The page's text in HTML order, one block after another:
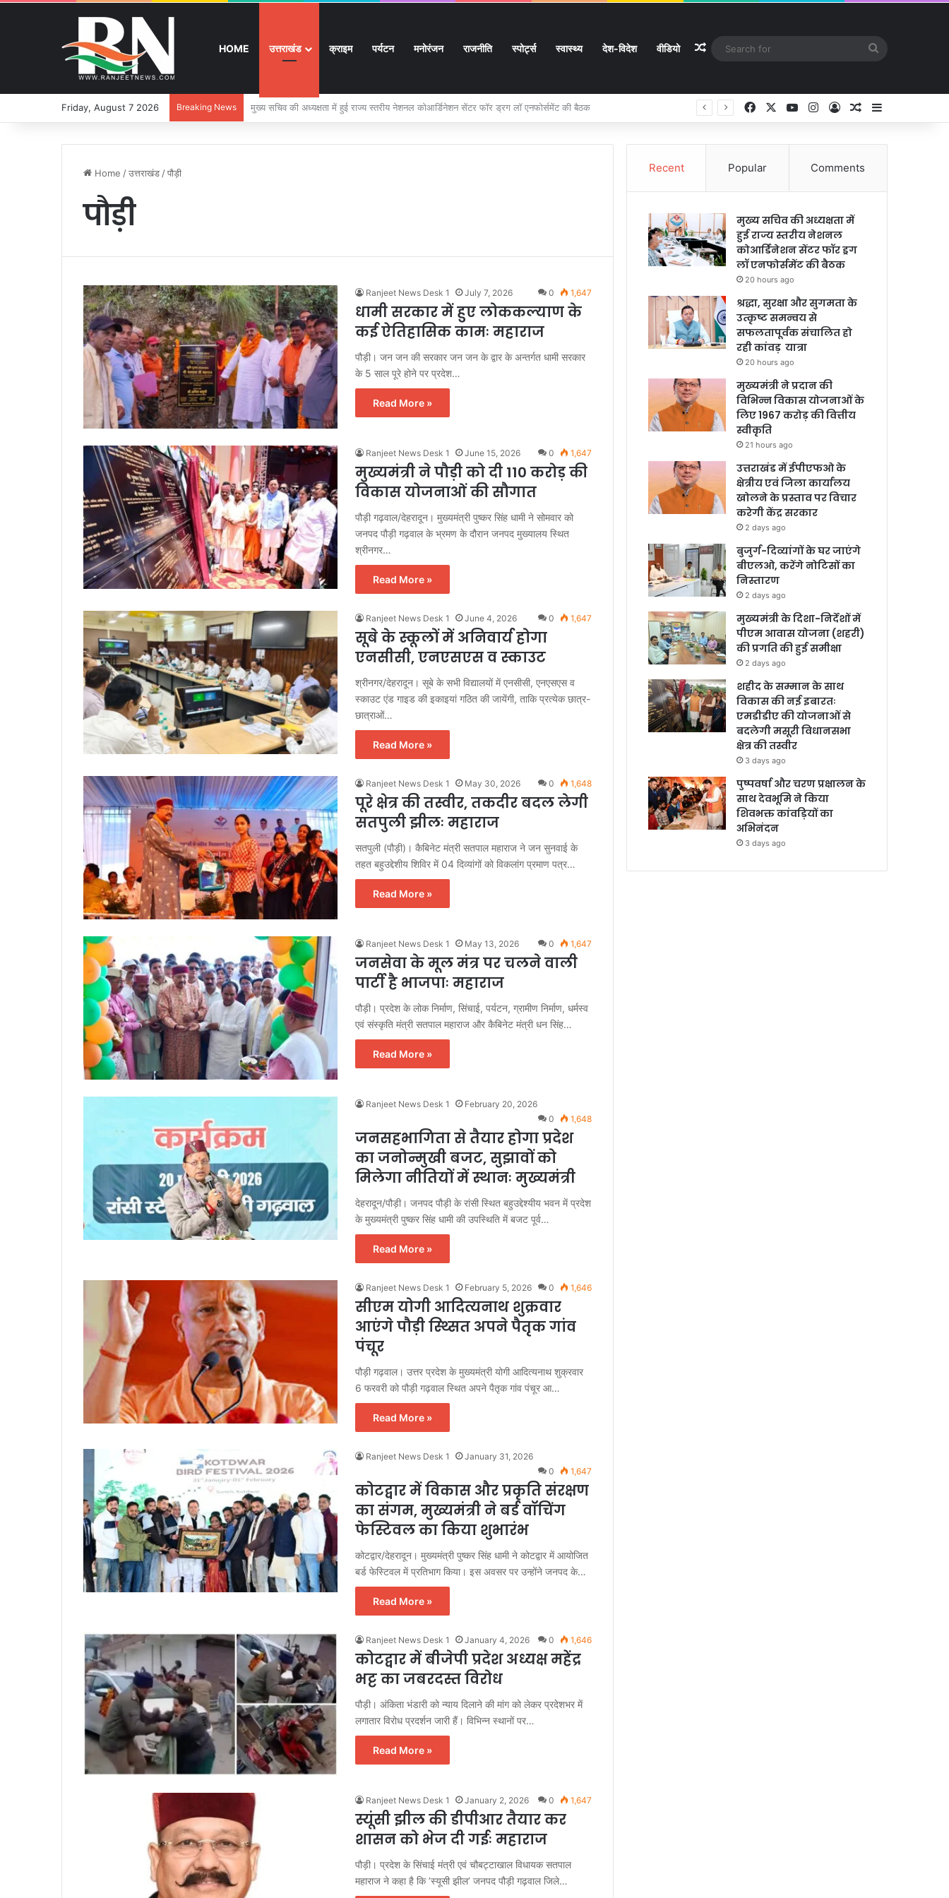
HOME उत्तराखंड क्राइम पर्यटन मनोरंजन राजनीति स्पोर्ट्स स्वास्थ्य देश-विदेश वीडियो Random Article
Friday, August 7 2026 Breaking News श्रद्धा, सुरक्षा और सुगमता के उत्कृष्ट समन्वय से सफलतापूर्वक संचालित हो रही कांवड़ यात्रा Facebook YouTubeInstagram
Log InRandom Article
Home /उत्तराखंड /पौड़ी
पौड़ी
Ranjeet News Desk 1 July 7, 2026 0 1,647
धामी सरकार में हुए लोककल्याण के
कई ऐतिहासिक कामः महाराज
पौड़ी। जन जन की सरकार जन जन के द्वार के अन्तर्गत धामी सरकार
के 5 साल पूरे होने पर प्रदेश…
Read More »
Ranjeet News Desk 1 June 15, 2026 0 1,647
मुख्यमंत्री ने पौड़ी को दी 110 करोड़ की
विकास योजनाओं की सौगात
पौड़ी गढ़वाल/देहरादून। मुख्यमंत्री पुष्कर सिंह धामी ने सोमवार को
जनपद पौड़ी गढ़वाल के भ्रमण के दौरान जनपद मुख्यालय स्थित
श्रीनगर…
Read More »
Ranjeet News Desk 1 June 4, 2026 0 1,647
सूबे के स्कूलों में अनिवार्य होगा
एनसीसी, एनएसएस व स्काउट
श्रीनगर/देहरादून। सूबे के सभी विद्यालयों में एनसीसी, एनएसएस व
स्काउट एंड गाइड की इकाइयां गठित की जायेंगी, ताकि प्रत्येक छात्र-
छात्राओं…
Read More »
Ranjeet News Desk 1 May 30, 2026 0 1,648
पूरे क्षेत्र की तस्वीर, तकदीर बदल लेगी
सतपुली झीलः महाराज
सतपुली (पौड़ी)। कैबिनेट मंत्री सतपाल महाराज ने जन सुनवाई के
तहत बहुउद्देशीय शिविर में 04 दिव्यांगों को विकलांग प्रमाण पत्र…
Read More »
Ranjeet News Desk 1 May 13, 2026 0 1,647
जनसेवा के मूल मंत्र पर चलने वाली
पार्टी है भाजपाः महाराज
पौड़ी। प्रदेश के लोक निर्माण, सिंचाई, पर्यटन, ग्रामीण निर्माण, धर्मस्व
एवं संस्कृति मंत्री सतपाल महाराज और कैबिनेट मंत्री धन सिंह…
Read More »
Ranjeet News Desk 1
February 20, 2026
0
1,648
जनसहभागिता से तैयार होगा प्रदेश
का जनोन्मुखी बजट, सुझावों को
मिलेगा नीतियों में स्थानः मुख्यमंत्री
देहरादून/पौड़ी। जनपद पौड़ी के रांसी स्थित बहुउद्देश्यीय भवन में प्रदेश
के मुख्यमंत्री पुष्कर सिंह धामी की उपस्थिति में बजट पूर्व…
Read More »
Ranjeet News Desk 1 February 5, 2026 0 1,646
सीएम योगी आदित्यनाथ शुक्रवार
आएंगे पौड़ी स्थ्सित अपने पैतृक गांव
पंचूर
पौड़ी गढ़वाल। उत्तर प्रदेश के मुख्यमंत्री योगी आदित्यनाथ शुक्रवार
6 फरवरी को पौड़ी गढ़वाल स्थित अपने पैतृक गांव पंचूर आ…
Read More »
Ranjeet News Desk 1
January 31, 2026
0
1,647
कोटद्वार में विकास और प्रकृति संरक्षण
का संगम, मुख्यमंत्री ने बर्ड वॉचिंग
फेस्टिवल का किया शुभारंभ
कोटद्वार/देहरादून। मुख्यमंत्री पुष्कर सिंह धामी ने कोटद्वार में आयोजित
बर्ड फेस्टिवल में प्रतिभाग किया। इस अवसर पर उन्होंने जनपद के…
Read More »
Ranjeet News Desk 1 January 4, 2026 0 1,646
कोटद्वार में बीजेपी प्रदेश अध्यक्ष महेंद्र
भट्ट का जबरदस्त विरोध
पौड़ी। अंकिता भंडारी को न्याय दिलाने की मांग को लेकर प्रदेशभर में
लगातार विरोध प्रदर्शन जारी हैं। विभिन्न स्थानों पर…
Read More »
Ranjeet News Desk 1 January 2, 2026 0 1,647
स्यूंसी झील की डीपीआर तैयार कर
शासन को भेज दी गईः महाराज
पौड़ी। प्रदेश के सिंचाई मंत्री एवं चौबट्टाखाल विधायक सतपाल
महाराज ने कहा है कि ’स्यूसी झील’ जनपद पौड़ी गढ़वाल जिले…
Recent Popular Comments
मुख्य सचिव की अध्यक्षता में
हुई राज्य स्तरीय नेशनल
कोआर्डिनेशन सेंटर फॉर ड्रग
लॉ एनफोर्समेंट की बैठक
20 hours ago
श्रद्धा, सुरक्षा और सुगमता के
उत्कृष्ट समन्वय से
सफलतापूर्वक संचालित हो
रही कांवड़ यात्रा
20 hours ago
मुख्यमंत्री ने प्रदान की
विभिन्न विकास योजनाओं के
लिए 1967 करोड़ की वित्तीय
स्वीकृति
21 hours ago
उत्तराखंड में ईपीएफओ के
क्षेत्रीय एवं जिला कार्यालय
खोलने के प्रस्ताव पर विचार
करेगी केंद्र सरकार
2 days ago
बुजुर्ग-दिव्यांगों के घर जाएंगे
बीएलओ, करेंगे नोटिसों का
निस्तारण
2 days ago
मुख्यमंत्री के दिशा-निर्देशों में
पीएम आवास योजना (शहरी)
की प्रगति की हुई समीक्षा
2 days ago
शहीद के सम्मान के साथ
विकास की नई इबारतः
एमडीडीए की योजनाओं से
बदलेगी मसूरी विधानसभा
क्षेत्र की तस्वीर
3 days ago
पुष्पवर्षा और चरण प्रक्षालन के
साथ देवभूमि ने किया
शिवभक्त कांवड़ियों का
अभिनंदन
3 days ago